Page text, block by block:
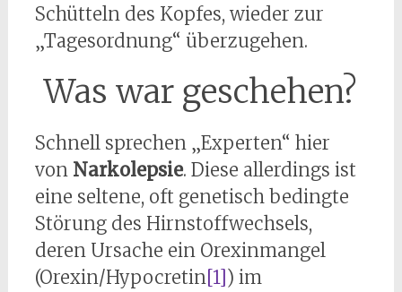
Schütteln des Kopfes, wieder zur
„Tagesordnung“ überzugehen.
Was war geschehen?
Schnell sprechen „Experten“ hier
von Narkolepsie. Diese allerdings ist
eine seltene, oft genetisch bedingte
Störung des Hirnstoffwechsels,
deren Ursache ein Orexinmangel
(Orexin/Hypocretin[1]) im